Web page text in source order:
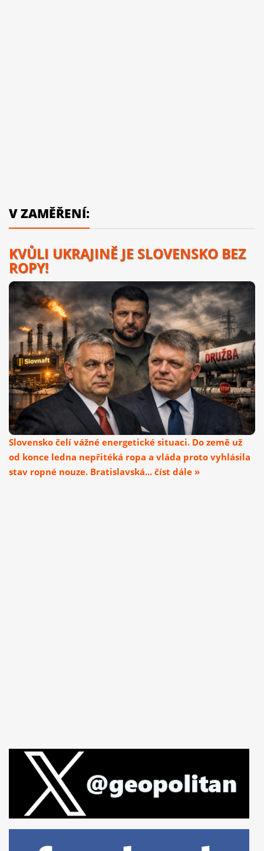
V ZAMĚŘENÍ:
KVŮLI UKRAJINĚ JE SLOVENSKO BEZ
ROPY!
Slovensko čelí vážné energetické situaci. Do země už
od konce ledna nepřitéká ropa a vláda proto vyhlásila
stav ropné nouze. Bratislavská... číst dále »